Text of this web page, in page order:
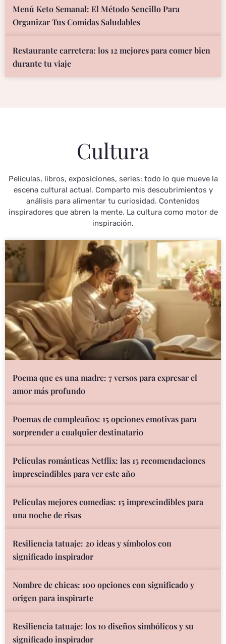
Menú Keto Semanal: El Método Sencillo Para
Organizar Tus Comidas Saludables
Restaurante carretera: los 12 mejores para comer bien
durante tu viaje
Cultura
Películas, libros, exposiciones, series: todo lo que mueve la
escena cultural actual. Comparto mis descubrimientos y
análisis para alimentar tu curiosidad. Contenidos
inspiradores que abren la mente. La cultura como motor de
inspiración.
Poema que es una madre: 7 versos para expresar el
amor más profundo
Poemas de cumpleaños: 15 opciones emotivas para
sorprender a cualquier destinatario
Películas románticas Netflix: las 15 recomendaciones
imprescindibles para ver este año
Peliculas mejores comedias: 15 imprescindibles para
una noche de risas
Resiliencia tatuaje: 20 ideas y símbolos con
significado inspirador
Nombre de chicas: 100 opciones con significado y
origen para inspirarte
Resiliencia tatuaje: los 10 diseños simbólicos y su
significado inspirador